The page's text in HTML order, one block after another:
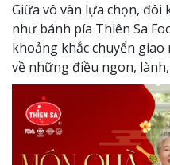
Giữa vô vàn lựa chọn, đôi
như bánh pía Thiên Sa
khoảng khắc chuyển
về những điều ngon,